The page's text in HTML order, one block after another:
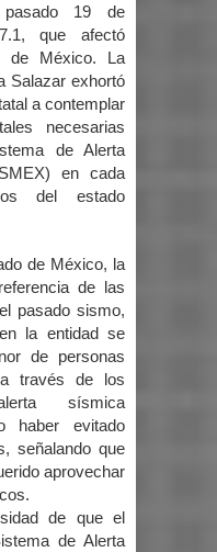
19 de
que afectó
de México. La
Salazar exhortó
a contemplar
necesarias
de Alerta
) en cada
del estado
de México, la
de las
pasado sismo,
la entidad se
de personas
través de los
sísmica
haber evitado
señalando que
aprovechar
de que el
de Alerta